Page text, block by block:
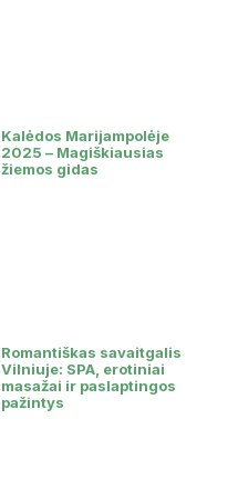
Kalėdos Marijampolėje
2025 – Magiškiausias
žiemos gidas
Romantiškas savaitgalis
Vilniuje: SPA, erotiniai
masažai ir paslaptingos
pažintys